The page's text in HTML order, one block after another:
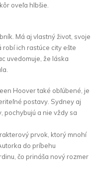
oveľa hlbšie.
Má aj vlastný život, svoje
robí ich rastúce city ešte
uvedomuje, že láska
Hoover také obľúbené, je
postavy. Sydney aj
pochybujú a nie vždy sa
prvok, ktorý mnohí
do príbehu
čo prináša nový rozmer